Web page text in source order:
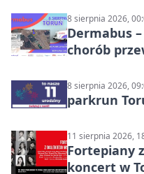
8 sierpnia 2026,
Dermabus
chorób
8 sierpnia 2026,
parkrun
11 sierpnia 2026,
Fortepiany
koncert w